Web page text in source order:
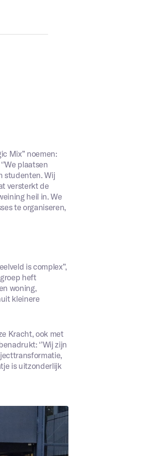
Mix” noemen:
plaatsen
studenten. Wij
versterkt de
heil in. We
te organiseren,
is complex’’,
heft
woning,
kleinere
Kracht, ook met
‘’Wij zijn
is uitzonderlijk